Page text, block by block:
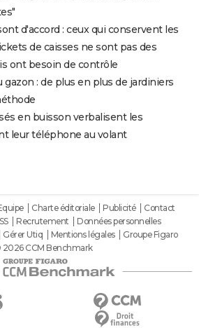
d'accord : ceux qui conservent les
de caisses ne sont pas des
ont besoin de contrôle
gazon : de plus en plus de jardiniers
en buisson verbalisent les
leur téléphone au volant
Charte éditoriale Publicité
Contact
Recrutement
Données personnelles
Gérer Utiq Mentions légales
Groupe Figaro
2026 CCM Benchmark